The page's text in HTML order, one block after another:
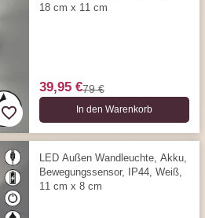
18 cm x 11 cm
39,95 €79 €
In den Warenkorb
LED Außen Wandleuchte, Akku,
Bewegungssensor, IP44, Weiß,
11 cm x 8 cm